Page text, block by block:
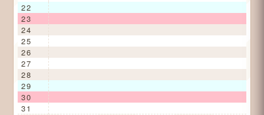
22
23
24
25
26
27
28
29
30
31